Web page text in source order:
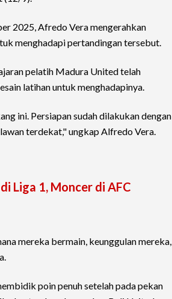
2025, Afredo Vera mengerahkan
menghadapi pertandingan tersebut.
pelatih Madura United telah
latihan untuk menghadapinya.
ini. Persiapan sudah dilakukan dengan
terdekat," ungkap Alfredo Vera.
Liga 1, Moncer di AFC
mereka bermain, keunggulan mereka,
poin penuh setelah pada pekan